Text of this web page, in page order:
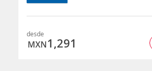
desde
MXN1,291